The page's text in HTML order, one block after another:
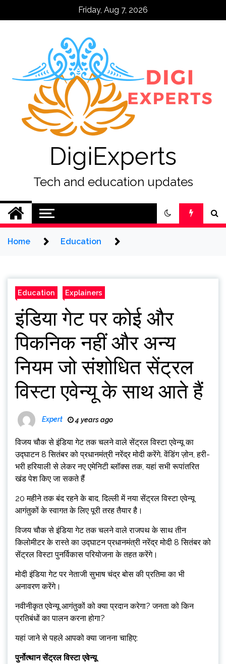
Friday, Aug 7, 2026
DigiExperts
Tech and education updates
Home Education
Education Explainers
इंडिया गेट पर कोई और
पिकनिक नहीं और अन्य
नियम जो संशोधित सेंट्रल
विस्टा एवेन्यू के साथ आते हैं
Expert 4 years ago
विजय चौक से इंडिया गेट तक चलने वाले सेंट्रल विस्टा एवेन्यू का
उद्घाटन 8 सितंबर को प्रधानमंत्री नरेंद्र मोदी करेंगे. वेंडिंग ज़ोन, हरी-
भरी हरियाली से लेकर नए एमेनिटी ब्लॉक्स तक, यहां सभी रूपांतरित
खंड पेश किए जा सकते हैं
20 महीने तक बंद रहने के बाद, दिल्ली में नया सेंट्रल विस्टा एवेन्यू
आगंतुकों के स्वागत के लिए पूरी तरह तैयार है।
विजय चौक से इंडिया गेट तक चलने वाले राजपथ के साथ तीन
किलोमीटर के रास्ते का उद्घाटन प्रधानमंत्री नरेंद्र मोदी 8 सितंबर को
सेंट्रल विस्टा पुनर्विकास परियोजना के तहत करेंगे।
मोदी इंडिया गेट पर नेताजी सुभाष चंद्र बोस की प्रतिमा का भी
अनावरण करेंगे।
नवीनीकृत एवेन्यू आगंतुकों को क्या प्रदान करेगा? जनता को किन
प्रतिबंधों का पालन करना होगा?
यहां जाने से पहले आपको क्या जानना चाहिए:
पुर्नोत्थान सेंट्रल विस्टा एवेन्यू